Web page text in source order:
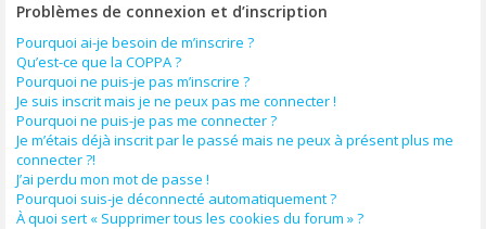
Problèmes de connexion et d’inscription
Pourquoi ai-je besoin de m’inscrire ?
Qu’est-ce que la COPPA ?
Pourquoi ne puis-je pas m’inscrire ?
Je suis inscrit mais je ne peux pas me connecter !
Pourquoi ne puis-je pas me connecter ?
Je m’étais déjà inscrit par le passé mais ne peux à présent plus me
connecter ?!
J’ai perdu mon mot de passe !
Pourquoi suis-je déconnecté automatiquement ?
À quoi sert « Supprimer tous les cookies du forum » ?